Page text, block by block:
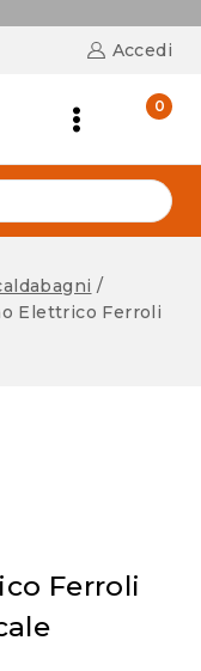
Accedi
0
/
Elettrico Ferroli
Ferroli